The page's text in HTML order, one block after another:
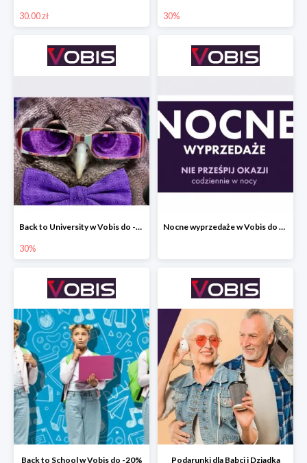
30.00 zł 30%
Back to University w Vobis do -30%
30%
Nocne wyprzedaże w Vobis do -40% - codziennie od 19:00 do 6:00
Back to School w Vobis do -20% Podarunki dla Babci i Dziadka